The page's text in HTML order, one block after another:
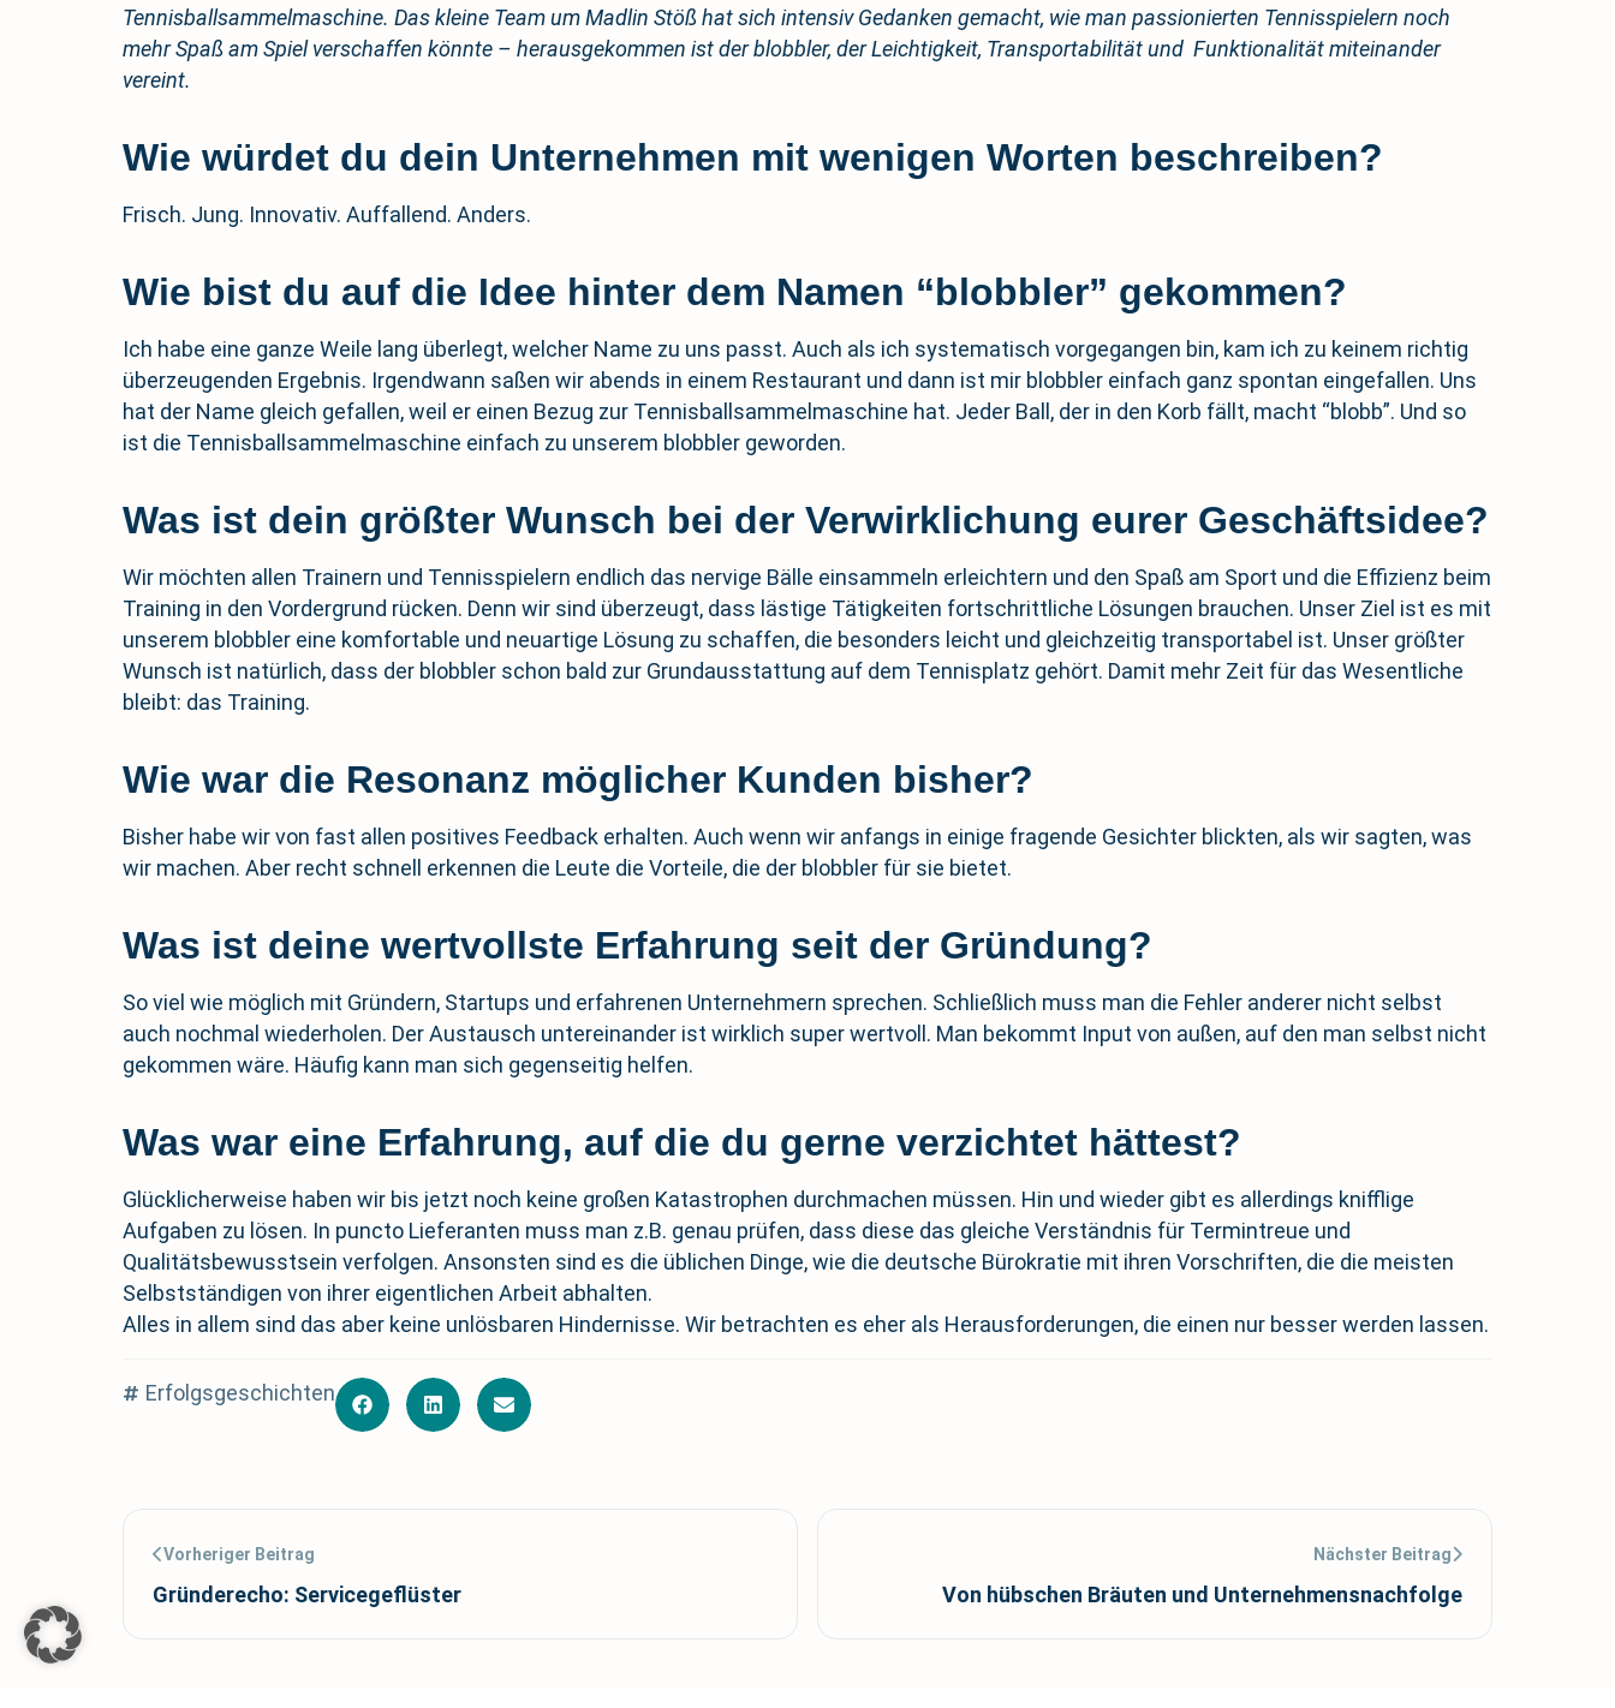
Tennisballsammelmaschine. Das kleine Team um Madlin Stöß hat sich intensiv Gedanken gemacht, wie man passionierten Tennisspielern noch
mehr Spaß am Spiel verschaffen könnte – herausgekommen ist der blobbler, der Leichtigkeit, Transportabilität und Funktionalität miteinander
vereint.
Wie würdet du dein Unternehmen mit wenigen Worten beschreiben?
Frisch. Jung. Innovativ. Auffallend. Anders.
Wie bist du auf die Idee hinter dem Namen “blobbler” gekommen?
Ich habe eine ganze Weile lang überlegt, welcher Name zu uns passt. Auch als ich systematisch vorgegangen bin, kam ich zu keinem richtig
überzeugenden Ergebnis. Irgendwann saßen wir abends in einem Restaurant und dann ist mir blobbler einfach ganz spontan eingefallen. Uns
hat der Name gleich gefallen, weil er einen Bezug zur Tennisballsammelmaschine hat. Jeder Ball, der in den Korb fällt, macht “blobb”. Und so
ist die Tennisballsammelmaschine einfach zu unserem blobbler geworden.
Was ist dein größter Wunsch bei der Verwirklichung eurer Geschäftsidee?
Wir möchten allen Trainern und Tennisspielern endlich das nervige Bälle einsammeln erleichtern und den Spaß am Sport und die Effizienz beim
Training in den Vordergrund rücken. Denn wir sind überzeugt, dass lästige Tätigkeiten fortschrittliche Lösungen brauchen. Unser Ziel ist es mit
unserem blobbler eine komfortable und neuartige Lösung zu schaffen, die besonders leicht und gleichzeitig transportabel ist. Unser größter
Wunsch ist natürlich, dass der blobbler schon bald zur Grundausstattung auf dem Tennisplatz gehört. Damit mehr Zeit für das Wesentliche
bleibt: das Training.
Wie war die Resonanz möglicher Kunden bisher?
Bisher habe wir von fast allen positives Feedback erhalten. Auch wenn wir anfangs in einige fragende Gesichter blickten, als wir sagten, was
wir machen. Aber recht schnell erkennen die Leute die Vorteile, die der blobbler für sie bietet.
Was ist deine wertvollste Erfahrung seit der Gründung?
So viel wie möglich mit Gründern, Startups und erfahrenen Unternehmern sprechen. Schließlich muss man die Fehler anderer nicht selbst
auch nochmal wiederholen. Der Austausch untereinander ist wirklich super wertvoll. Man bekommt Input von außen, auf den man selbst nicht
gekommen wäre. Häufig kann man sich gegenseitig helfen.
Was war eine Erfahrung, auf die du gerne verzichtet hättest?
Glücklicherweise haben wir bis jetzt noch keine großen Katastrophen durchmachen müssen. Hin und wieder gibt es allerdings knifflige
Aufgaben zu lösen. In puncto Lieferanten muss man z.B. genau prüfen, dass diese das gleiche Verständnis für Termintreue und
Qualitätsbewusstsein verfolgen. Ansonsten sind es die üblichen Dinge, wie die deutsche Bürokratie mit ihren Vorschriften, die die meisten
Selbstständigen von ihrer eigentlichen Arbeit abhalten.
Alles in allem sind das aber keine unlösbaren Hindernisse. Wir betrachten es eher als Herausforderungen, die einen nur besser werden lassen.
Erfolgsgeschichten
Vorheriger Beitrag
Gründerecho: Servicegeflüster
Nächster Beitrag
Von hübschen Bräuten und Unternehmensnachfolge